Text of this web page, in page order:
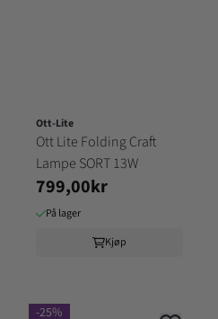
Ott-Lite
Ott Lite Folding Craft
Lampe SORT 13W
799,00kr
På lager
Kjøp
-25%